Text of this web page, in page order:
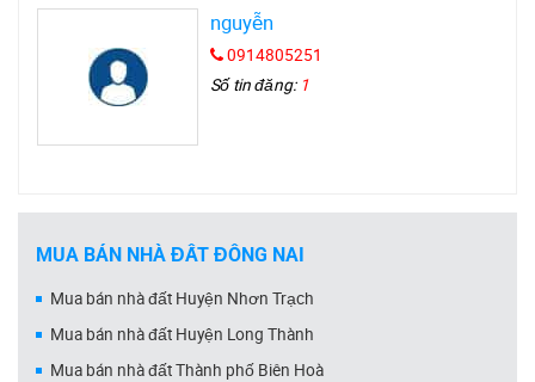
nguyễn
0914805251
Số tin đăng: 1
MUA BÁN NHÀ ĐẤT ĐỒNG NAI
Mua bán nhà đất Huyện Nhơn Trạch
Mua bán nhà đất Huyện Long Thành
Mua bán nhà đất Thành phố Biên Hoà